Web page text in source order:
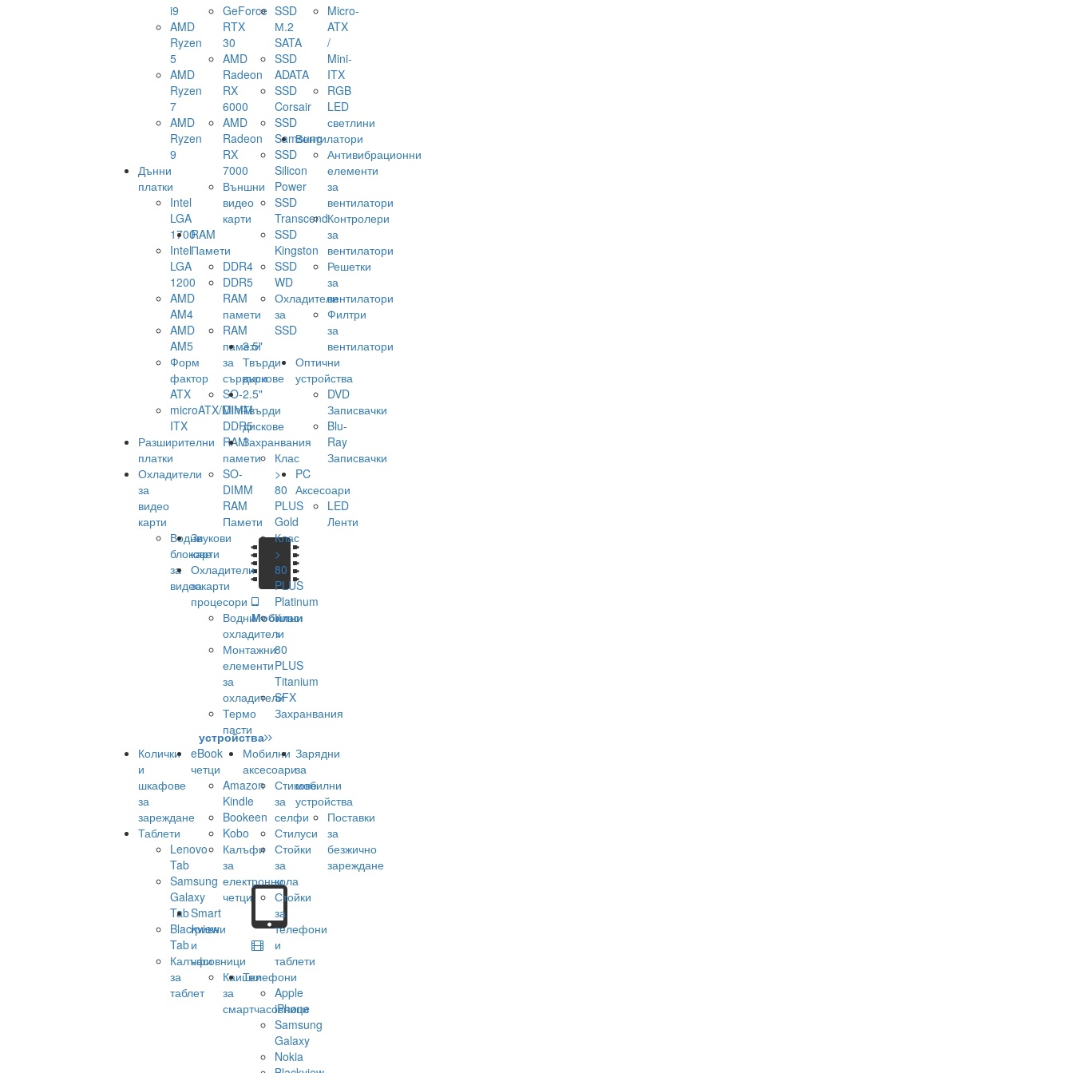
i9
AMD
Ryzen
5
AMD
Ryzen
7
AMD
Ryzen
9
Дънни
платки
Intel
LGA
1700
Intel
LGA
1200
AMD
AM4
AMD
AM5
Форм
фактор
ATX
microATX/Mini-
ITX
Разширителни
платки
Охладители
за
видео
карти
Водни
блокове
за
видеокарти
GeForce
RTX
30
AMD
Radeon
RX
6000
AMD
Radeon
RX
7000
Външни
видео
карти
RAM
Памети
DDR4
DDR5
RAM
памети
RAM
памети
за
сървъри
SO-
DIMM
DDR5
RAM
памети
SO-
DIMM
RAM
Памети
Звукови
карти
Охладители
за
процесори
Водни
охладители
Монтажни
елементи
за
охладители
Термо
пасти
SSD
М.2
SATA
SSD
ADATA
SSD
Corsair
SSD
Samsung
SSD
Silicon
Power
SSD
Transcend
SSD
Kingston
SSD
WD
Охладители
за
SSD
3.5"
Твърди
дискове
2.5"
Твърди
дискове
Захранвания
Клас
>
80
PLUS
Gold
Клас
>
80
PLUS
Platinum
Клас
>
80
PLUS
Titanium
SFX
Захранвания
Micro-
ATX
/
Mini-
ITX
RGB
LED
светлини
Вентилатори
Антивибрационни
елементи
за
вентилатори
Контролери
за
вентилатори
Решетки
за
вентилатори
Филтри
за
вентилатори
Оптични
устройства
DVD
Записвачки
Blu-
Ray
Записвачки
PC
Аксесоари
LED
Ленти
Мобилни
устройства
Колички
и
шкафове
за
зареждане
Таблети
Lenovo
Tab
Samsung
Galaxy
Tab
Blackview
Tab
Калъфи
за
таблет
eBook
четци
Amazon
Kindle
Bookeen
Kobo
Калъфи
за
електронни
четци
Smart
гривни
и
часовници
Каишки
за
смартчасовници
Мобилни
аксесоари
Стикове
за
селфи
Стилуси
Стойки
за
кола
Стойки
за
телефони
и
таблети
Телефони
Apple
iPhone
Samsung
Galaxy
Nokia
Зарядни
за
мобилни
устройства
Поставки
за
безжично
зареждане